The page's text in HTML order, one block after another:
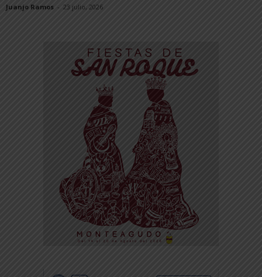
Juanjo Ramos - 23 julio, 2026